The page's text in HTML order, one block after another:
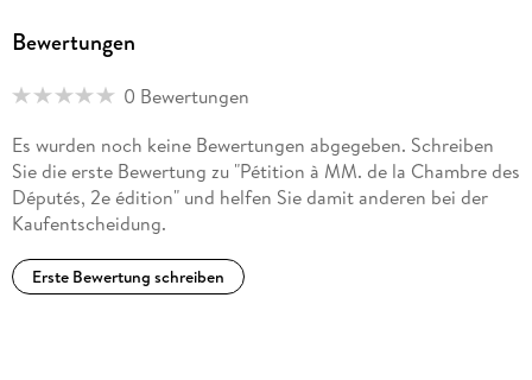
Bewertungen
0 Bewertungen
Es wurden noch keine Bewertungen abgegeben. Schreiben
Sie die erste Bewertung zu "Pétition à MM. de la Chambre des
Députés, 2e édition" und helfen Sie damit anderen bei der
Kaufentscheidung.
Erste Bewertung schreiben